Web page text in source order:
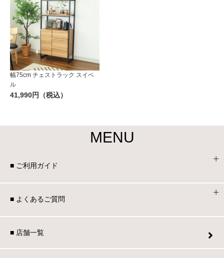
幅75cm チェストラック スイベ
ル
41,990円（税込）
MENU
■ ご利用ガイド
■ よくあるご質問
■ 店舗一覧